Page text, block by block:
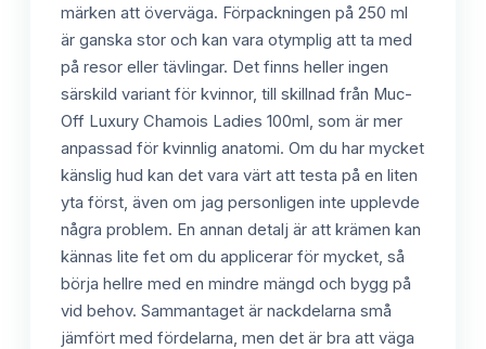
märken att överväga. Förpackningen på 250 ml
är ganska stor och kan vara otymplig att ta med
på resor eller tävlingar. Det finns heller ingen
särskild variant för kvinnor, till skillnad från Muc-
Off Luxury Chamois Ladies 100ml, som är mer
anpassad för kvinnlig anatomi. Om du har mycket
känslig hud kan det vara värt att testa på en liten
yta först, även om jag personligen inte upplevde
några problem. En annan detalj är att krämen kan
kännas lite fet om du applicerar för mycket, så
börja hellre med en mindre mängd och bygg på
vid behov. Sammantaget är nackdelarna små
jämfört med fördelarna, men det är bra att väga